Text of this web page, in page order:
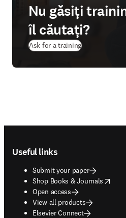
Nu găsiți
îl căutați?
Ask for a training
Useful links
Submit your paper
Shop Books & Journals
opens in new tab/window
Open access
View all products
Elsevier Connect